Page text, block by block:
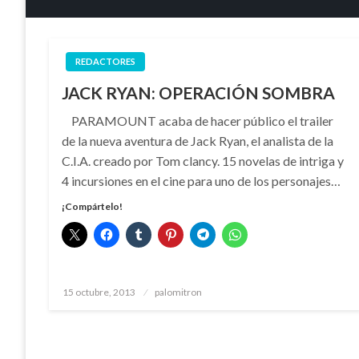
REDACTORES
JACK RYAN: OPERACIÓN SOMBRA
PARAMOUNT acaba de hacer público el trailer
de la nueva aventura de Jack Ryan, el analista de la
C.I.A. creado por Tom clancy. 15 novelas de intriga y
4 incursiones en el cine para uno de los personajes…
¡Compártelo!
Publicado
15 octubre, 2013 palomitron